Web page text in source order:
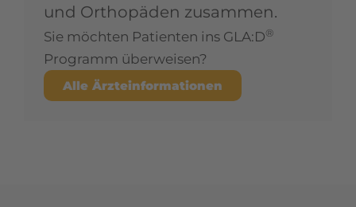
und Orthopäden zusammen.
Sie möchten Patienten ins GLA:D®
Programm überweisen?
Alle Ärzteinformationen